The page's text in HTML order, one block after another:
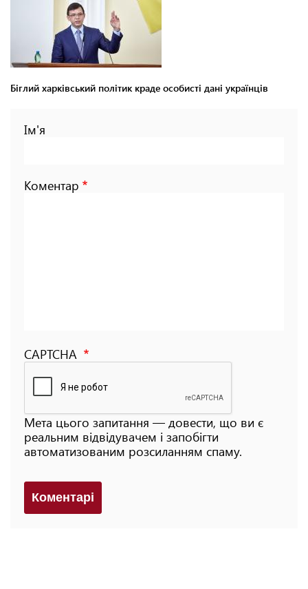
Біглий харківський політик краде особисті дані українців
Ім'я
Коментар
CAPTCHA
Мета цього запитання — довести, що ви є
реальним відвідувачем і запобігти
автоматизованим розсиланням спаму.
Коментарi